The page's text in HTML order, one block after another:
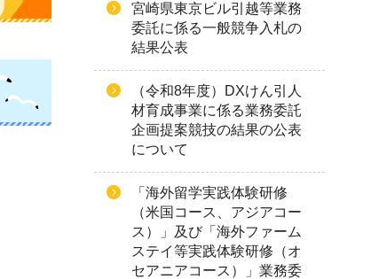
宮崎県東京ビル引越等業務
委託に係る一般競争入札の
結果公表
（令和8年度）DXけん引人
材育成事業に係る業務委託
企画提案競技の結果の公表
について
「海外留学実践体験研修
（米国コース、アジアコー
ス）」及び「海外ファーム
ステイ等実践体験研修（オ
セアニアコース）」業務委